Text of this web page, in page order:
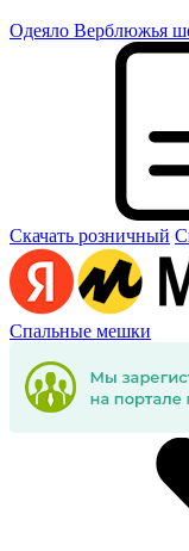
Одеяло Верблюжья
Скачать розничный
Спальные мешки